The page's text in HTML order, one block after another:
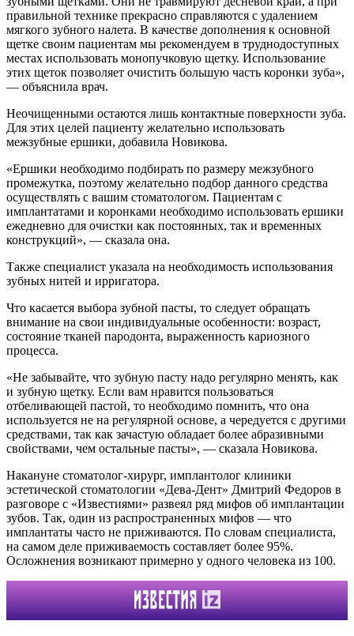
правильной технике прекрасно справляются с удалением
мягкого зубного налета. В качестве дополнения к основной
щетке своим пациентам мы рекомендуем в труднодоступных
местах использовать монопучковую щетку. Использование
этих щеток позволяет очистить большую часть коронки зуба»,
— объяснила врач.
Неочищенными остаются лишь контактные поверхности зуба.
Для этих целей пациенту желательно использовать
межзубные ершики, добавила Новикова.
«Ершики необходимо подбирать по размеру межзубного
промежутка, поэтому желательно подбор данного средства
осуществлять с вашим стоматологом. Пациентам с
имплантатами и коронками необходимо использовать ершики
ежедневно для очистки как постоянных, так и временных
конструкций», — сказала она.
Также специалист указала на необходимость использования
зубных нитей и ирригатора.
Что касается выбора зубной пасты, то следует обращать
внимание на свои индивидуальные особенности: возраст,
состояние тканей пародонта, выраженность кариозного
процесса.
«Не забывайте, что зубную пасту надо регулярно менять, как
и зубную щетку. Если вам нравится пользоваться
отбеливающей пастой, то необходимо помнить, что она
используется не на регулярной основе, а чередуется с другими
средствами, так как зачастую обладает более абразивными
свойствами, чем остальные пасты», — сказала Новикова.
Накануне стоматолог-хирург, имплантолог клиники
эстетической стоматологии «Дева-Дент» Дмитрий Федоров в
разговоре с «Известиями» развеял ряд мифов об имплантации
зубов. Так, один из распространенных мифов — что
имплантаты часто не приживаются. По словам специалиста,
на самом деле приживаемость составляет более 95%.
Осложнения возникают примерно у одного человека из 100.